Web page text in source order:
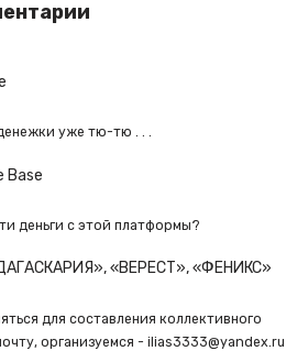
уже тю-тю . . .
Base
деньги с этой платформы?
«ВЕРЕСТ», «ФЕНИКС»
для составления коллективного
организуемся - ilias3333@yandex.ru